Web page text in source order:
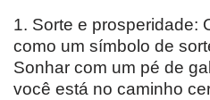
1. Sorte e prosperidade:
como um símbolo de
Sonhar com um pé de
você está no caminho